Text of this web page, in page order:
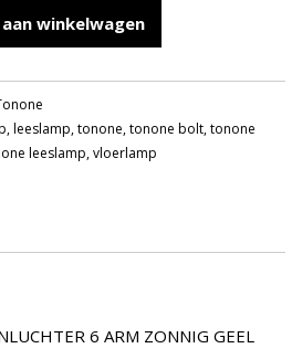
winkelwagen
,leeslamp,tonone,tonone bolt,tonone
leeslamp,vloerlamp
6 ARM ZONNIG GEEL